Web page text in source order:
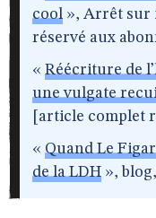
cool », Arrêt sur
réservé aux
« Réécriture de
une vulgate
[article complet
« Quand Le
de la LDH »,